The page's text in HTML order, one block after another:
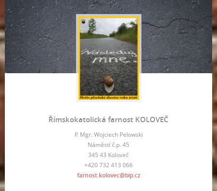
Římskokatolická farnost KOLOVEČ
P. Mgr. Wojciech Pelowski
Náměstí č.p. 45
345 43 Koloveč
+420 732 413 066
farnost.kolovec@bip.cz